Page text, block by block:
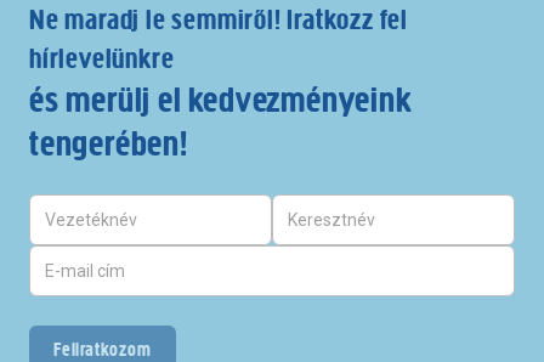
Ne maradj le semmiről! Iratkozz fel
hírlevelünkre
és merülj el kedvezményeink
tengerében!
Feliratkozom